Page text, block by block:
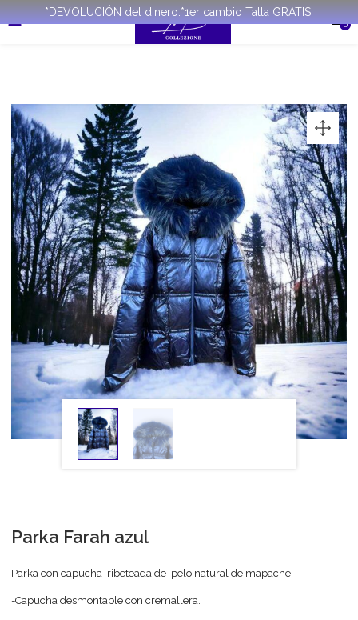
*DEVOLUCIÓN del dinero.*1er cambio Talla GRATIS.
0
Parka Farah azul
Parka con capucha ribeteada de pelo natural de mapache.
-Capucha desmontable con cremallera.